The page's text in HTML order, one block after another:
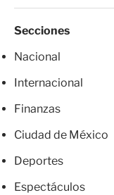
Secciones
Nacional
Internacional
Finanzas
Ciudad de México
Deportes
Espectáculos